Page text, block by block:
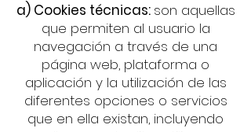
a) Cookies técnicas: son aquellas
que permiten al usuario la
navegación a través de una
página web, plataforma o
aplicación y la utilización de las
diferentes opciones o servicios
que en ella existan, incluyendo